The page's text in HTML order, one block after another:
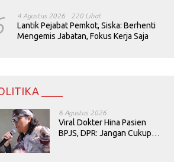
4 Agustus 2026 220 Lihat
Lantik Pejabat Pemkot, Siska: Berhenti
Mengemis Jabatan, Fokus Kerja Saja
____
6 Agustus 2026
Viral Dokter Hina Pasien
BPJS, DPR: Jangan Cukup